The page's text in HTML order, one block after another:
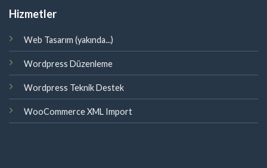
Hizmetler
Web Tasarım (yakında...)
Wordpress Düzenleme
Wordpress Teknik Destek
WooCommerce XML Import